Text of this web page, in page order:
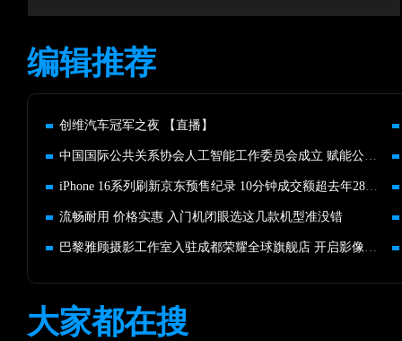
编辑推荐
创维汽车冠军之夜 【直播】
中国国际公共关系协会人工智能工作委员会成立 赋能公关行业发展
iPhone 16系列刷新京东预售纪录 10分钟成交额超去年28小时
流畅耐用 价格实惠 入门机闭眼选这几款机型准没错
巴黎雅顾摄影工作室入驻成都荣耀全球旗舰店 开启影像艺术新征程
大家都在搜